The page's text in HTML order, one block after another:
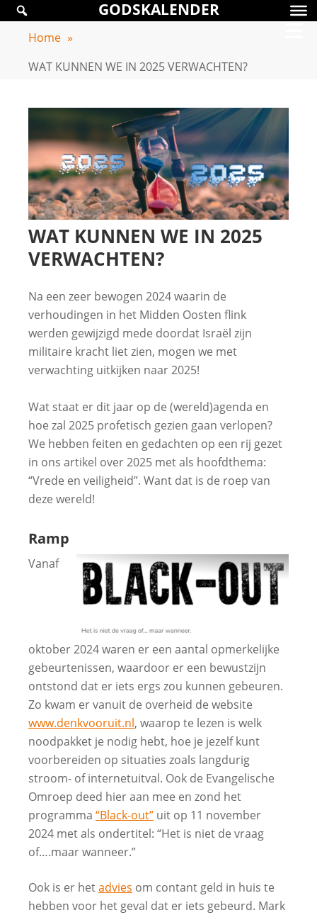
Skip
content
GODSKALENDER
GODSKALENDER
Home »
WAT KUNNEN WE IN 2025 VERWACHTEN?
WAT KUNNEN WE IN 2025
VERWACHTEN?
Na een zeer bewogen 2024 waarin de
verhoudingen in het Midden Oosten flink
werden gewijzigd mede doordat Israël zijn
militaire kracht liet zien, mogen we met
verwachting uitkijken naar 2025!
Wat staat er dit jaar op de (wereld)agenda en
hoe zal 2025 profetisch gezien gaan verlopen?
We hebben feiten en gedachten op een rij gezet
in ons artikel over 2025 met als hoofdthema:
“Vrede en veiligheid”. Want dat is de roep van
deze wereld!
Ramp
Vanaf
oktober 2024 waren er een aantal opmerkelijke
gebeurtenissen, waardoor er een bewustzijn
ontstond dat er iets ergs zou kunnen gebeuren.
Zo kwam er vanuit de overheid de website
www.denkvooruit.nl, waarop te lezen is welk
noodpakket je nodig hebt, hoe je jezelf kunt
voorbereiden op situaties zoals langdurig
stroom- of internetuitval. Ook de Evangelische
Omroep deed hier aan mee en zond het
programma “Black-out” uit op 11 november
2024 met als ondertitel: “Het is niet de vraag
of….maar wanneer.”
Ook is er hetadvies om contant geld in huis te
hebben voor het geval dat er iets gebeurd. Mark